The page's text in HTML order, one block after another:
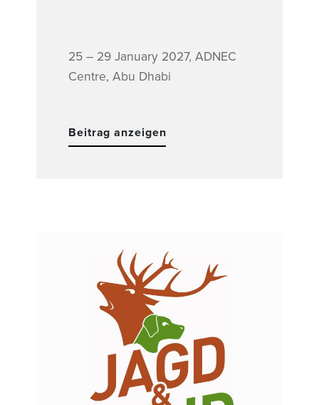
25 – 29 January 2027, ADNEC
Centre, Abu Dhabi
Beitrag anzeigen